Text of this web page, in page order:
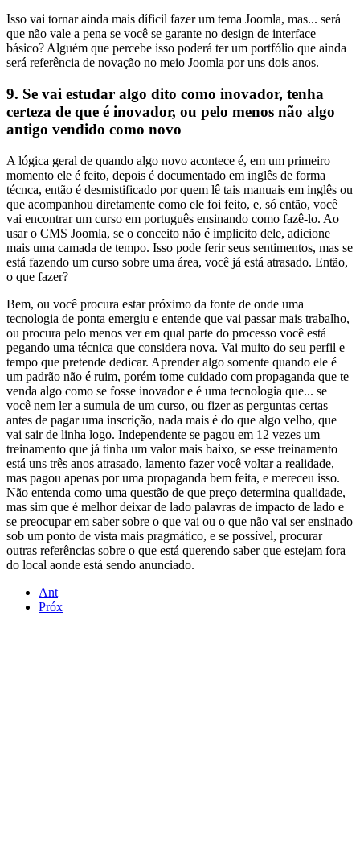
Isso vai tornar ainda mais díficil fazer um tema Joomla, mas... será
que não vale a pena se você se garante no design de interface
básico? Alguém que percebe isso poderá ter um portfólio que ainda
será referência de novação no meio Joomla por uns dois anos.
9. Se vai estudar algo dito como inovador, tenha
certeza de que é inovador, ou pelo menos não algo
antigo vendido como novo
A lógica geral de quando algo novo acontece é, em um primeiro
momento ele é feito, depois é documentado em inglês de forma
técnca, então é desmistificado por quem lê tais manuais em inglês ou
que acompanhou diretamente como ele foi feito, e, só então, você
vai encontrar um curso em português ensinando como fazê-lo. Ao
usar o CMS Joomla, se o conceito não é implicito dele, adicione
mais uma camada de tempo. Isso pode ferir seus sentimentos, mas se
está fazendo um curso sobre uma área, você já está atrasado. Então,
o que fazer?
Bem, ou você procura estar próximo da fonte de onde uma
tecnologia de ponta emergiu e entende que vai passar mais trabalho,
ou procura pelo menos ver em qual parte do processo você está
pegando uma técnica que considera nova. Vai muito do seu perfil e
tempo que pretende dedicar. Aprender algo somente quando ele é
um padrão não é ruim, porém tome cuidado com propaganda que te
venda algo como se fosse inovador e é uma tecnologia que... se
você nem ler a sumula de um curso, ou fizer as perguntas certas
antes de pagar uma inscrição, nada mais é do que algo velho, que
vai sair de linha logo. Independente se pagou em 12 vezes um
treinamento que já tinha um valor mais baixo, se esse treinamento
está uns três anos atrasado, lamento fazer você voltar a realidade,
mas pagou apenas por uma propaganda bem feita, e mereceu isso.
Não entenda como uma questão de que preço determina qualidade,
mas sim que é melhor deixar de lado palavras de impacto de lado e
se preocupar em saber sobre o que vai ou o que não vai ser ensinado
sob um ponto de vista mais pragmático, e se possível, procurar
outras referências sobre o que está querendo saber que estejam fora
do local aonde está sendo anunciado.
Ant
Próx